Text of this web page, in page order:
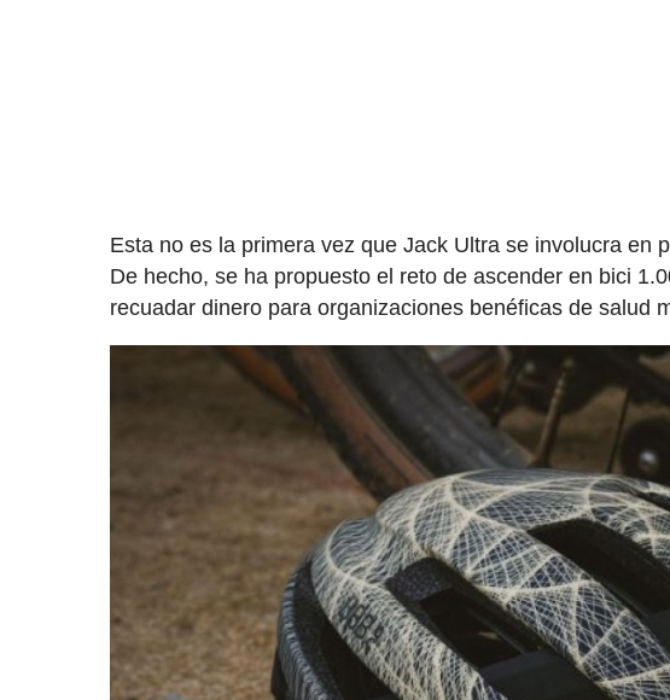
Esta no es la primera vez que Jack Ultra se involucra en
De hecho, se ha propuesto el reto de ascender en bici
recuadar dinero para organizaciones benéficas de salud